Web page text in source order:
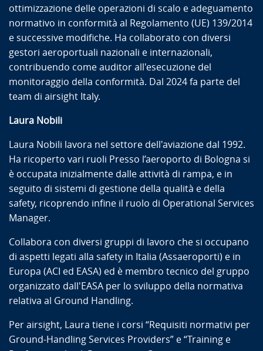
ottimizzazione delle operazioni di scalo e adeguamento
normativo in conformità al Regolamento (UE) 139/2014
e successive modifiche. Ha collaborato con diversi
gestori aeroportuali nazionali e internazionali,
contribuendo come auditor all'esecuzione del
monitoraggio della conformità. Dal 2024 fa parte del
team di airsight Italy.
Laura Nobili
Laura Nobili lavora nel settore dell'aviazione dal 1992.
Ha ricoperto vari ruoli Presso l’aeroporto di Bologna si
è occupata inizialmente dalle attività di rampa, e in
seguito di sistemi di gestione della qualità e della
safety, ricoprendo infine il ruolo di Operational Services
Manager.
Collabora con diversi gruppi di lavoro che si occupano
di aspetti legati alla safety in Italia (Assaeroporti) e in
Europa (ACI ed EASA) ed è membro tecnico del gruppo
organizzato dall'EASA per lo sviluppo della normativa
relativa al Ground Handling.
Per airsight, Laura tiene i corsi “Requisiti normativi per
Ground-Handling Services Providers” e “Training e